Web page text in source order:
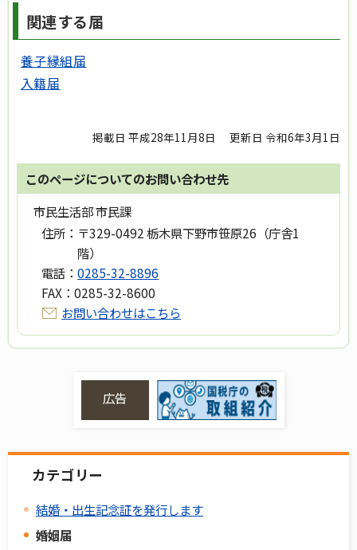
関連する届
養子縁組届
入籍届
掲載日 平成28年11月8日 更新日 令和6年3月1日
このページについてのお問い合わせ先
市民生活部 市民課
住所： 〒329-0492 栃木県下野市笹原26（庁舎1
階）
電話： 0285-32-8896
FAX： 0285-32-8600
お問い合わせはこちら
広告
カテゴリー
結婚・出生記念証を発行します
婚姻届